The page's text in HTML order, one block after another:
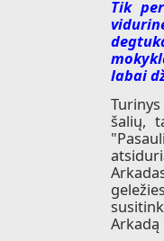
Tik
labai
šalių,
Arkadą